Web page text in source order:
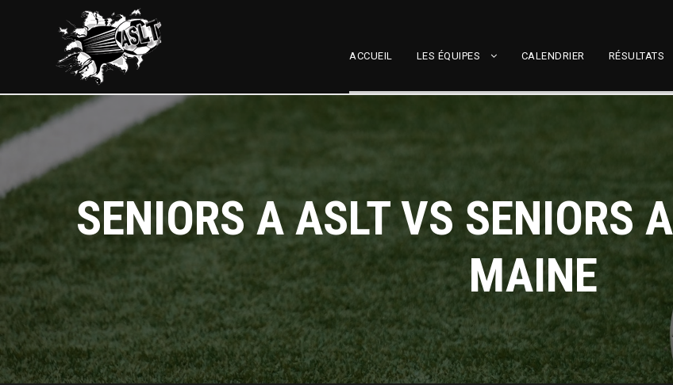
ACCUEIL LES ÉQUIPES CALENDRIER RÉSULTATS
SENIORS A ASLT VS SENIORS
MAINE